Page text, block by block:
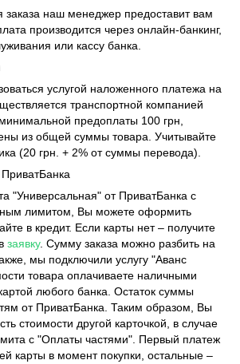
заказа наш менеджер предоставит вам
производится через онлайн-банкинг,
или кассу банка.
услугой наложенного платежа на
транспортной компанией
предоплаты 100 грн,
из общей суммы товара. Учитывайте
(20 грн. + 2% от суммы перевода).
"Универсальная" от ПриватБанка с
лимитом, Вы можете оформить
в кредит. Если карты нет – получите
заявку. Сумму заказа можно разбить на
мы подключили услугу "Аванс
товара оплачиваете наличными
любого банка. Остаток суммы
от ПриватБанка. Таким образом, Вы
стоимости другой карточкой, в случае
с "Оплаты частями". Первый платеж
карты в момент покупки, остальные –